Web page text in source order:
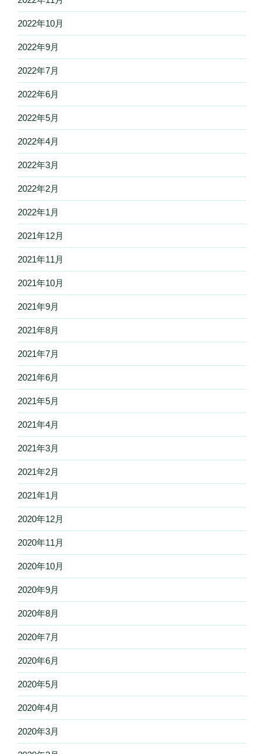
2022年10月
2022年9月
2022年7月
2022年6月
2022年5月
2022年4月
2022年3月
2022年2月
2022年1月
2021年12月
2021年11月
2021年10月
2021年9月
2021年8月
2021年7月
2021年6月
2021年5月
2021年4月
2021年3月
2021年2月
2021年1月
2020年12月
2020年11月
2020年10月
2020年9月
2020年8月
2020年7月
2020年6月
2020年5月
2020年4月
2020年3月